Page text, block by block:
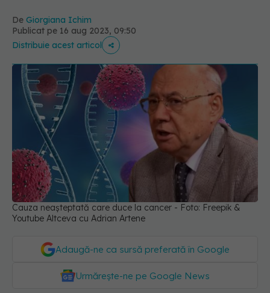
De Giorgiana Ichim
Publicat pe 16 aug 2023, 09:50
Distribuie acest articol
Cauza neașteptată care duce la cancer - Foto: Freepik &
Youtube Altceva cu Adrian Artene
Adaugă-ne ca sursă preferată în Google
Urmărește-ne pe Google News